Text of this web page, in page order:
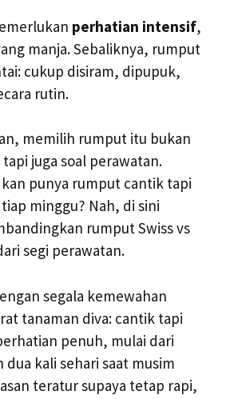
perhatian intensif,
manja. Sebaliknya, rumput
cukup disiram, dipupuk,
rutin.
memilih rumput itu bukan
juga soal perawatan.
punya rumput cantik tapi
minggu? Nah, di sini
rumput Swiss vs
segi perawatan.
segala kemewahan
tanaman diva: cantik tapi
penuh, mulai dari
kali sehari saat musim
teratur supaya tetap rapi,